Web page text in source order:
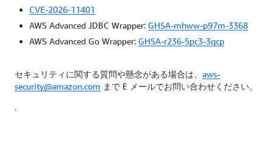
CVE-2026-11401
AWS Advanced JDBC Wrapper: GHSA-mhww-p97m-3368
AWS Advanced Go Wrapper: GHSA-r236-5pc3-3qcp
セキュリティに関する質問や懸念がある場合は、 aws-
security@amazon.com まで E メールでお問い合わせください。
.